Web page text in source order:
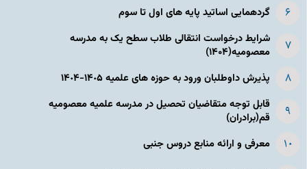
گردهمایی اساتید پایه های اول تا سوم
شرایط درخواست انتقالی طلاب سطح یک به مدرسه
معصومیه(۱۴۰۴)
پذیرش داوطلبان ورود به حوزه های علمیه ١۴٠۵-١۴٠۴
قابل توجه متقاضیان تحصیل در مدرسه علمیه معصومیه
قم(برادران)
معرفی و ارائه منابع دروس جنبی